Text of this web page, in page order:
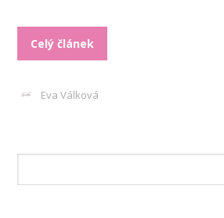
Celý článek
Eva Válková